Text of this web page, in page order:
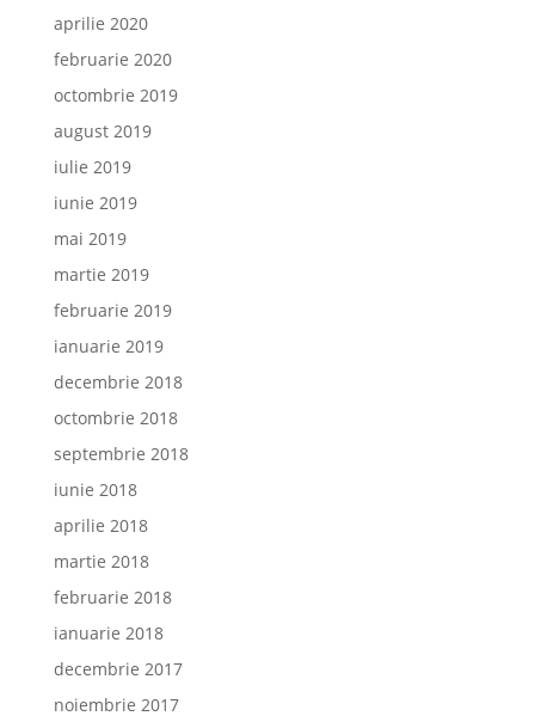
aprilie 2020
februarie 2020
octombrie 2019
august 2019
iulie 2019
iunie 2019
mai 2019
martie 2019
februarie 2019
ianuarie 2019
decembrie 2018
octombrie 2018
septembrie 2018
iunie 2018
aprilie 2018
martie 2018
februarie 2018
ianuarie 2018
decembrie 2017
noiembrie 2017